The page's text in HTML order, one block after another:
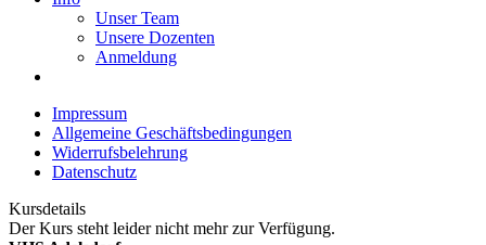
Unser Team
Unsere Dozenten
Anmeldung
Impressum
Allgemeine Geschäftsbedingungen
Widerrufsbelehrung
Datenschutz
Kursdetails
Der Kurs steht leider nicht mehr zur Verfügung.